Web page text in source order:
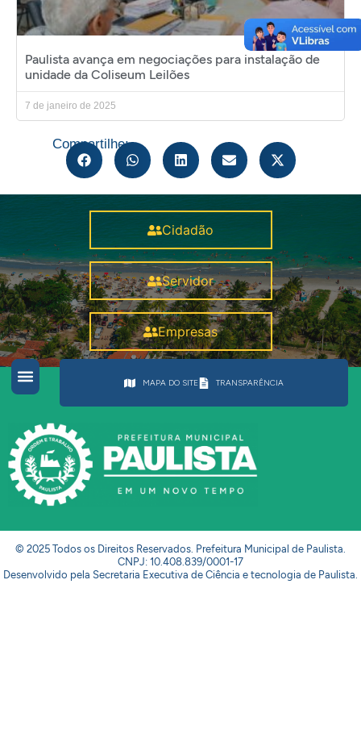
Paulista avança em negociações para instalação de
unidade da Coliseum Leilões
7 de janeiro de 2025
Compartilhe:
Cidadão
Servidor
Empresas
MAPA DO SITE TRANSPARÊNCIA
© 2025 Todos os Direitos Reservados. Prefeitura Municipal de Paulista.
CNPJ: 10.408.839/0001-17
Desenvolvido pela Secretaria Executiva de Ciência e tecnologia de Paulista.